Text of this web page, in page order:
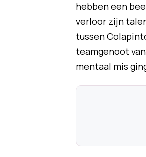
hebben een
verloor zijn
tussen
teamgenoot
mentaal mis